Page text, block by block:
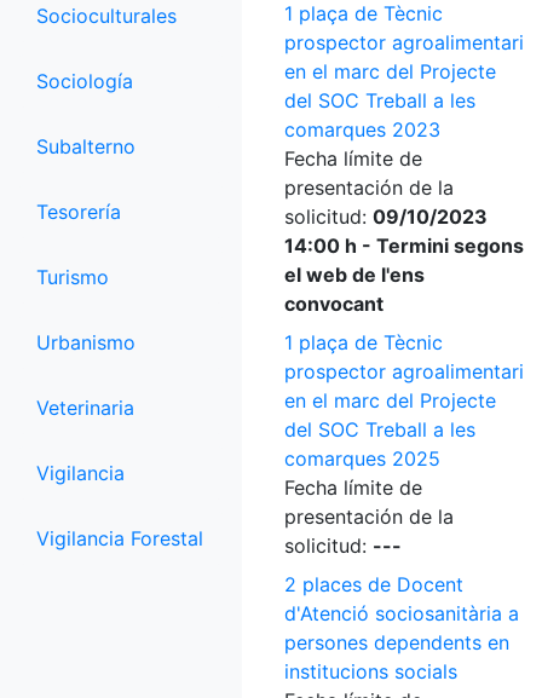
Socioculturales
Sociología
Subalterno
Tesorería
Turismo
Urbanismo
Veterinaria
Vigilancia
Vigilancia Forestal
1 plaça de Tècnic
prospector agroalimentari
en el marc del Projecte
del SOC Treball a les
comarques 2023
Fecha límite de
presentación de la
solicitud: 09/10/2023
14:00 h - Termini segons
el web de l'ens
convocant
1 plaça de Tècnic
prospector agroalimentari
en el marc del Projecte
del SOC Treball a les
comarques 2025
Fecha límite de
presentación de la
solicitud: ---
2 places de Docent
d'Atenció sociosanitària a
persones dependents en
institucions socials